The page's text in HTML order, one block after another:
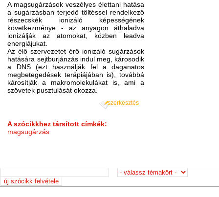
A magsugárzások veszélyes élettani hatása
a sugárzásban terjedő töltéssel rendelkező
részecskék ionizáló képességének
következménye - az anyagon áthaladva
ionizálják az atomokat, közben leadva
energiájukat.
Az élő szervezetet érő ionizáló sugárzások
hatására sejtburjánzás indul meg, károsodik
a DNS (ezt használják fel a daganatos
megbetegedések terápiájában is), továbbá
károsítják a makromolekulákat is, ami a
szövetek pusztulását okozza.
szerkesztés
A szócikkhez társított címkék:
magsugárzás